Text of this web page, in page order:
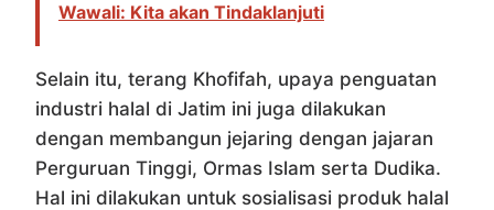
Wawali: Kita akan Tindaklanjuti
Selain itu, terang Khofifah, upaya penguatan
industri halal di Jatim ini juga dilakukan
dengan membangun jejaring dengan jajaran
Perguruan Tinggi, Ormas Islam serta Dudika.
Hal ini dilakukan untuk sosialisasi produk halal